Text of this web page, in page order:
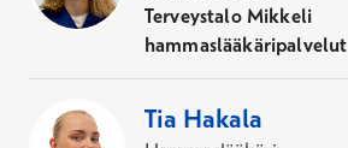
Terveystalo Mikkeli
hammaslääkäripalvelut
Tia Hakala